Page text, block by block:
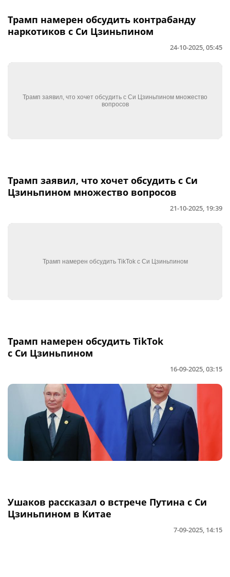
Трамп намерен обсудить контрабанду
наркотиков с Си Цзиньпином
24-10-2025, 05:45
Трамп заявил, что хочет обсудить с Си
Цзиньпином множество вопросов
21-10-2025, 19:39
Трамп намерен обсудить TikTok
с Си Цзиньпином
16-09-2025, 03:15
Ушаков рассказал о встрече Путина с Си
Цзиньпином в Китае
7-09-2025, 14:15